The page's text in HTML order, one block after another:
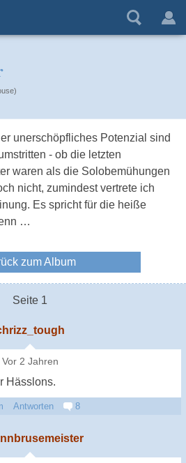
unerschöpfliches Potenzial sind
- ob die letzten
waren als die Solobemühungen
nicht, zumindest vertrete ich
Es spricht für die heiße
…
zum Album
Seite 1
Vor 2 Jahren
Hässlons.
Antworten 8